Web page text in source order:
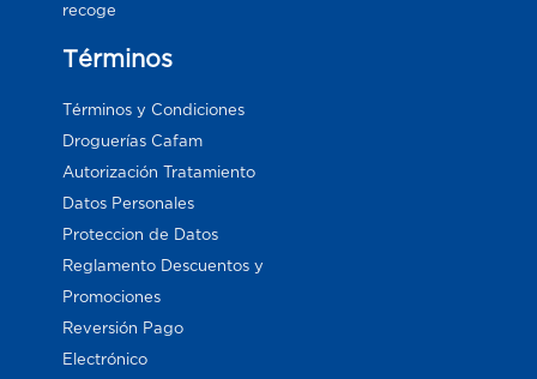
recoge
Términos
Términos y Condiciones
Droguerías Cafam
Autorización Tratamiento
Datos Personales
Proteccion de Datos
Reglamento Descuentos y
Promociones
Reversión Pago
Electrónico